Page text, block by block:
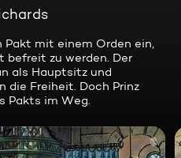
mit einem Orden ein,
befreit zu werden. Der
als Hauptsitz und
die Freiheit. Doch Prinz
Pakts im Weg.